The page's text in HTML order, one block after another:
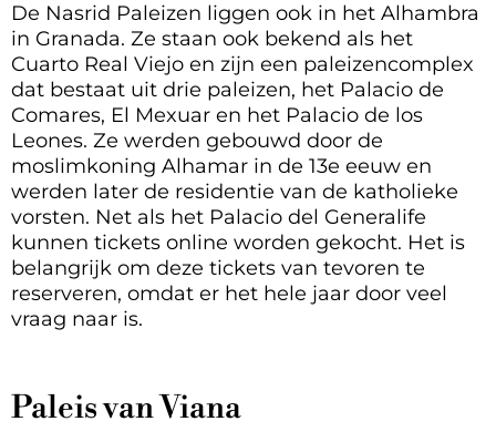
De Nasrid Paleizen liggen ook in het Alhambra
in Granada. Ze staan ook bekend als het
Cuarto Real Viejo en zijn een paleizencomplex
dat bestaat uit drie paleizen, het Palacio de
Comares, El Mexuar en het Palacio de los
Leones. Ze werden gebouwd door de
moslimkoning Alhamar in de 13e eeuw en
werden later de residentie van de katholieke
vorsten. Net als het Palacio del Generalife
kunnen tickets online worden gekocht. Het is
belangrijk om deze tickets van tevoren te
reserveren, omdat er het hele jaar door veel
vraag naar is.
Paleis van Viana